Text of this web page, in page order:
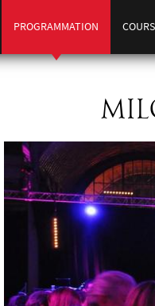
PROGRAMMATION COURS